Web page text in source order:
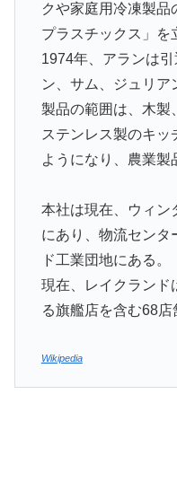
クや家庭用冷凍製品
プラスチックス」を
1974年、アランは
ン、サム、ジュリア
製品の範囲は、木製
ステンレス製のキッ
ようになり、農業製
本社は現在、ウィン
にあり、物流センタ
ド工業団地にある。
現在、レイクランド
る旗艦店を含む68店
Wikipedia